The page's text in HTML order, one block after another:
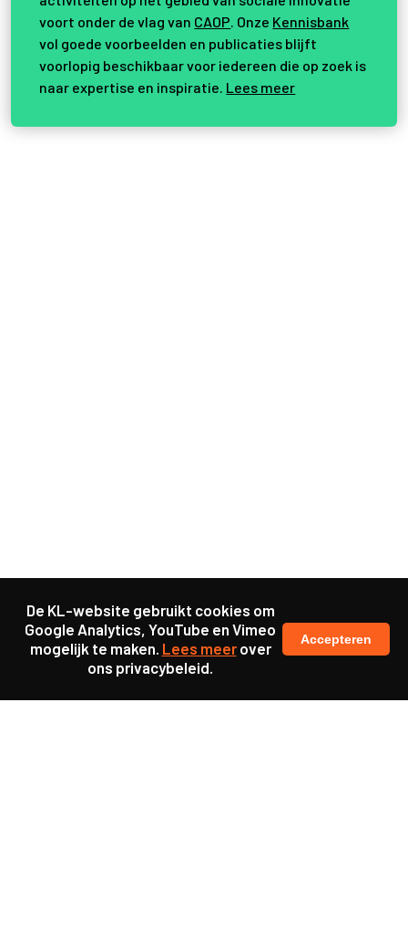
voort onder de vlag van CAOP . Onze Kennisbank
vol goede voorbeelden en publicaties blijft
voorlopig beschikbaar voor iedereen die op zoek is
naar expertise en inspiratie. Lees meer
De KL-website gebruikt cookies om
Google Analytics, YouTube en Vimeo
mogelijk te maken. Lees meerover
ons privacybeleid.
Accepteren